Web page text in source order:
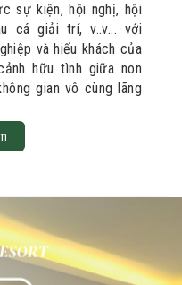
sự kiện, hội nghị, hội
cá giải trí, v..v... với
và hiếu khách của
hữu tình giữa non
gian vô cùng lãng